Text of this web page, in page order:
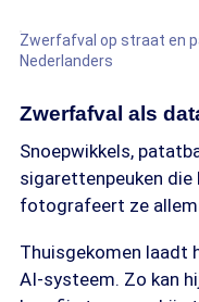
Zwerfafval op straat en
Nederlanders
Zwerfafval als
Snoepwikkels,
sigarettenpeuken
fotografeert ze
Thuisgekomen laadt
AI-systeem. Zo kan